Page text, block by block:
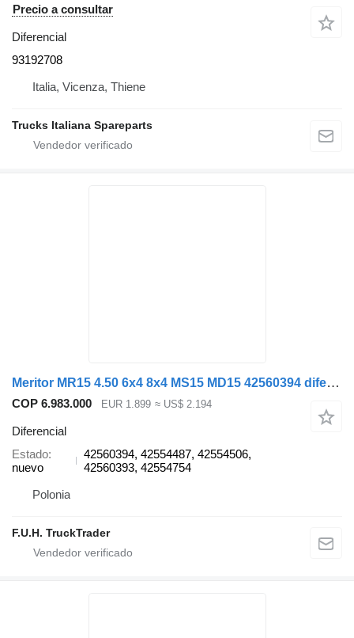
Precio a consultar
Diferencial
93192708
Italia, Vicenza, Thiene
Trucks Italiana Spareparts
Meritor MR15 4.50 6x4 8x4 MS15 MD15 42560394 diferencial para IVECO Trakker X-Way S-Way camión
COP 6.983.000 EUR 1.899 ≈ US$ 2.194
Diferencial
Estado
nuevo
42560394, 42554487, 42554506,
42560393, 42554754
Polonia
F.U.H. TruckTrader